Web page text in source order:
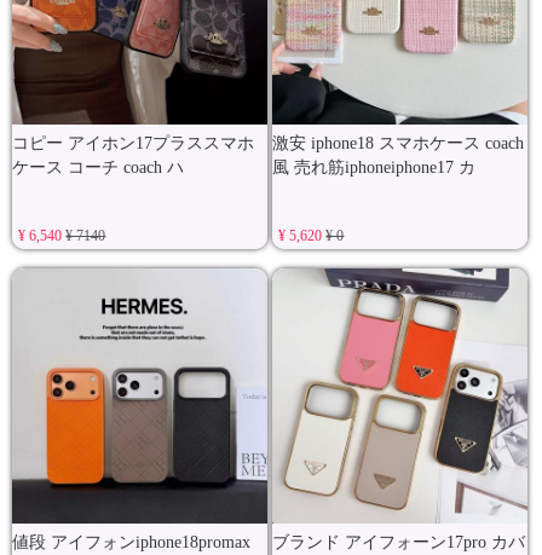
コピー アイホン17プラススマホ
ケース コーチ coach ハ
¥ 6,540¥ 7140
激安 iphone18 スマホケース coach
風 売れ筋iphoneiphone17 カ
¥ 5,620¥ 0
値段 アイフォンiphone18promax
ブランド アイフォーン17pro カバ